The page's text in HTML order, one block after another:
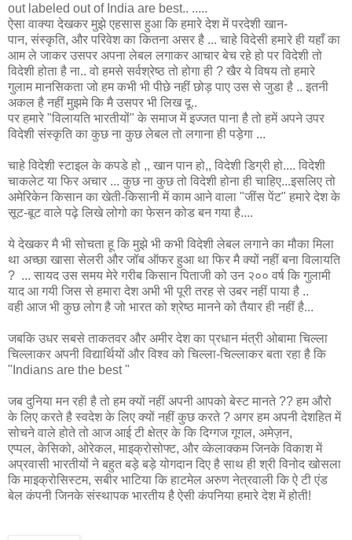
out labeled out of India are best.. .....
ऐसा वाक्या देखकर मुझे एहसास हुआ कि हमारे देश में परदेशी खान-
पान, संस्कृति, और परिवेश का कितना असर है ... चाहे विदेसी हमारे ही यहाँ का
आम ले जाकर उसपर अपना लेबल लगाकर आचार बेच रहे हो पर विदेशी तो
विदेशी होता है ना.. वो हमसे सर्वश्रेष्ठ तो होगा ही ? खैर ये विषय तो हमारे
गुलाम मानसिकता जो हम कभी भी पीछे नहीं छोड़ पाए उस से जुडा है .. इतनी
अकल है नहीं मुझमे कि मै उसपर भी लिख दू..
पर हमारे "विलायति भारतीयों" के समाज में इज्जत पाना है तो हमें अपने उपर
विदेशी संस्कृति का कुछ ना कुछ लेबल तो लगाना ही पड़ेगा ...
चाहे विदेशी स्टाइल के कपडे हो ,, खान पान हो,, विदेशी डिग्री हो.... विदेशी
चाकलेट या फिर अचार ... कुछ ना कुछ तो विदेशी होना ही चाहिए...इसलिए तो
अमेरिकेन किसान का खेती-किसानी में काम आने वाला "जींस पेंट" हमारे देश के
सूट-बूट वाले पढ़े लिखे लोगो का फेसन कोड बन गया है....
ये देखकर मै भी सोचता हू कि मुझे भी कभी विदेशी लेबल लगाने का मौका मिला
था अच्छा खासा सेलरी और जॉब ऑफर हुआ था फिर मै क्यों नहीं बना विलायति
? ... सायद उस समय मेरे गरीब किसान पिताजी को उन २०० वर्ष कि गुलामी
याद आ गयी जिस से हमारा देश अभी भी पूरी तरह से उबर नहीं पाया है ..
वही आज भी कुछ लोग है जो भारत को श्रेष्ठ मानने को तैयार ही नहीं है...
जबकि उधर सबसे ताकतवर और अमीर देश का प्रधान मंत्री ओबामा चिल्ला
चिल्लाकर अपनी विद्यार्थियों और विश्व को चिल्ला-चिल्लाकर बता रहा है कि
"Indians are the best "
जब दुनिया मन रही है तो हम क्यों नहीं अपनी आपको बेस्ट मानते ?? हम औरो
के लिए करते है स्वदेश के लिए क्यों नहीं कुछ करते ? अगर हम अपनी देशहित में
सोचने वाले होते तो आज आई टी क्षेत्र के कि दिग्गज गूगल, अमेज़न,
एप्पल, केसिको, ओरेकल, माइक्रोसोफ्ट, और व्केलाक्कम जिनके विकाश में
अप्रवासी भारतीयों ने बहुत बड़े बड़े योगदान दिए है साथ ही श्री विनोद खोसला
कि माइक्रोसिस्टम, सबीर भाटिया कि हाटमेल अरुण नेत्रवाली कि ऐ टी एंड
बेल कंपनी जिनके संस्थापक भारतीय है ऐसी कंपनिया हमारे देश में होती!